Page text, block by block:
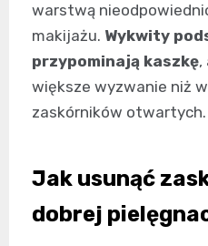
warstwą
makijażu. Wykwity
przypominają kaszkę,
większe wyzwanie niż
zaskórników otwartych.
Jak usunąć
dobrej